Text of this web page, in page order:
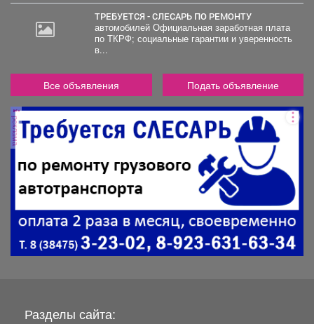
ТРЕБУЕТСЯ - СЛЕСАРЬ ПО РЕМОНТУ
автомобилей Официальная заработная плата
по ТКРФ; социальные гарантии и уверенность
в...
Все объявления Подать объявление
реклама
Разделы сайта: